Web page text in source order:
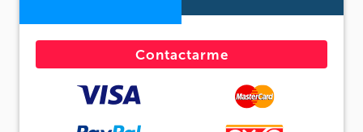
Contactarme